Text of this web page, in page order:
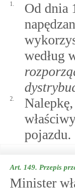
1.
Od dnia
według
2.
pojazdu.
Art. 149. Przepis
Minister